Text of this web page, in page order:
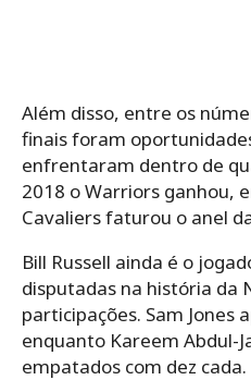
Além disso, entre os
finais foram
enfrentaram dentro de
2018 o Warriors ganhou,
Cavaliers faturou o anel
Bill Russell ainda é o
disputadas na história da
participações. Sam Jones
enquanto Kareem Abdul-
empatados com dez cada.